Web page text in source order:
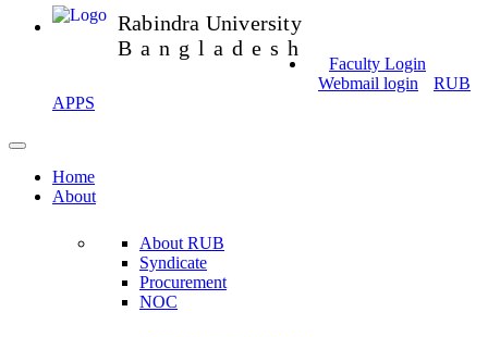
Rabindra University
Bangladesh
Faculty Login
Webmail login
RUB
APPS
Home
About
About RUB
Syndicate
Procurement
NOC